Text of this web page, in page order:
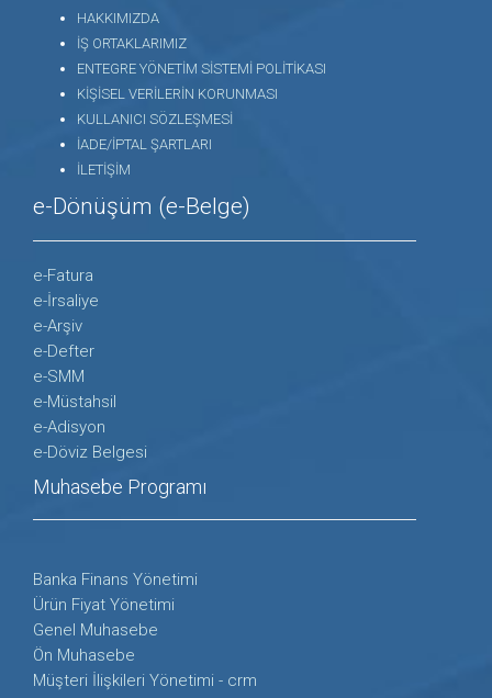
HAKKIMIZDA
İŞ ORTAKLARIMIZ
ENTEGRE YÖNETİM SİSTEMİ POLİTİKASI
KİŞİSEL VERİLERİN KORUNMASI
KULLANICI SÖZLEŞMESİ
İADE/İPTAL ŞARTLARI
İLETİŞİM
e-Dönüşüm (e-Belge)
e-Fatura
e-İrsaliye
e-Arşiv
e-Defter
e-SMM
e-Müstahsil
e-Adisyon
e-Döviz Belgesi
Muhasebe Programı
Banka Finans Yönetimi
Ürün Fiyat Yönetimi
Genel Muhasebe
Ön Muhasebe
Müşteri İlişkileri Yönetimi - crm